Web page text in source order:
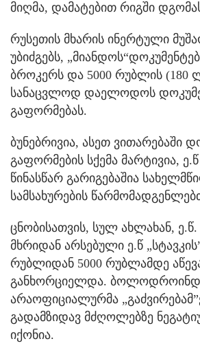
მიღმა, დამატებით რიგში
რუსეთის მხარის ინერტული
უბიძგებს,
ბროკერს და 5000 რუბლის (180
სანაცვლოდ დაელოდოს
გაფორმებას.
ბუნებრივია, ასეთ ვითარებაში
გაფორმების სქემა მარტივია,
წინასწარ გარიგებაშია
სამსახურების
ცნობისათვის, სულ ახლახან,
მხრიდან არსებული ე.წ
რუბლიდან 5000 რუბლამდე
განხორციელდა.
არაოფიციალურმა
გადამზიდავ მძღოლებზე
იქონია.